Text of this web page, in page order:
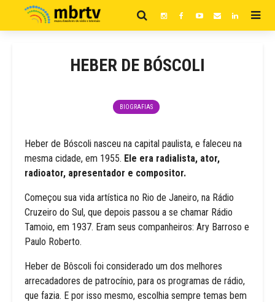
HEBER DE BÓSCOLI
BIOGRAFIAS
Heber de Bóscoli nasceu na capital paulista, e faleceu na
mesma cidade, em 1955. Ele era radialista, ator,
radioator, apresentador e compositor.
Começou sua vida artística no Rio de Janeiro, na Rádio
Cruzeiro do Sul, que depois passou a se chamar Rádio
Tamoio, em 1937. Eram seus companheiros: Ary Barroso e
Paulo Roberto.
Heber de Bôscoli foi considerado um dos melhores
arrecadadores de patrocínio, para os programas de rádio,
que fazia. E por isso mesmo, escolhia sempre temas bem